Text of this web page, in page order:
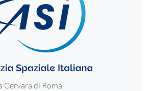
Cervara di Roma